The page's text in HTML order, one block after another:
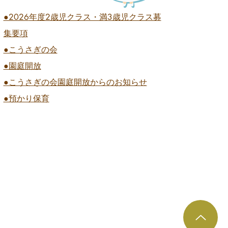
●2026年度2歳児クラス・満3歳児クラス募
集要項
●こうさぎの会
●園庭開放
●こうさぎの会園庭開放からのお知らせ
●預かり保育